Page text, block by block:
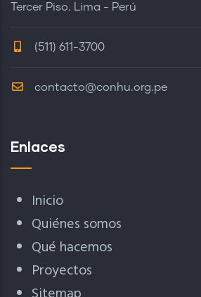
Tercer Piso. Lima - Perú
(511) 611-3700
contacto@conhu.org.pe
Enlaces
Inicio
Quiénes somos
Qué hacemos
Proyectos